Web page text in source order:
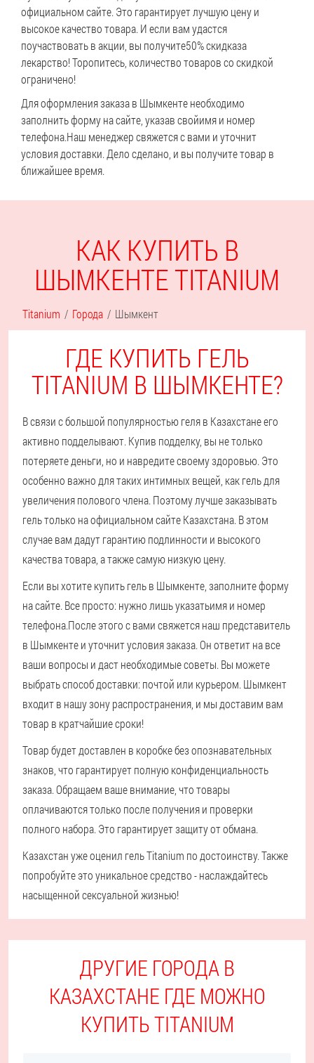
официальном сайте. Это гарантирует лучшую цену и
высокое качество товара. И если вам удастся
поучаствовать в акции, вы получите50% скидказа
лекарство! Торопитесь, количество товаров со скидкой
ограничено!
Для оформления заказа в Шымкенте необходимо
заполнить форму на сайте, указав свойимя и номер
телефона.Наш менеджер свяжется с вами и уточнит
условия доставки. Дело сделано, и вы получите товар в
ближайшее время.
КАК КУПИТЬ В
ШЫМКЕНТЕ TITANIUM
Titanium Города Шымкент
ГДЕ КУПИТЬ ГЕЛЬ
TITANIUM В ШЫМКЕНТЕ?
В связи с большой популярностью геля в Казахстане его
активно подделывают. Купив подделку, вы не только
потеряете деньги, но и навредите своему здоровью. Это
особенно важно для таких интимных вещей, как гель для
увеличения полового члена. Поэтому лучше заказывать
гель только на официальном сайте Казахстана. В этом
случае вам дадут гарантию подлинности и высокого
качества товара, а также самую низкую цену.
Если вы хотите купить гель в Шымкенте, заполните форму
на сайте. Все просто: нужно лишь указатьимя и номер
телефона.После этого с вами свяжется наш представитель
в Шымкенте и уточнит условия заказа. Он ответит на все
ваши вопросы и даст необходимые советы. Вы можете
выбрать способ доставки: почтой или курьером. Шымкент
входит в нашу зону распространения, и мы доставим вам
товар в кратчайшие сроки!
Товар будет доставлен в коробке без опознавательных
знаков, что гарантирует полную конфиденциальность
заказа. Обращаем ваше внимание, что товары
оплачиваются только после получения и проверки
полного набора. Это гарантирует защиту от обмана.
Казахстан уже оценил гель Titanium по достоинству. Также
попробуйте это уникальное средство - наслаждайтесь
насыщенной сексуальной жизнью!
ДРУГИЕ ГОРОДА В
КАЗАХСТАНЕ ГДЕ МОЖНО
КУПИТЬ TITANIUM